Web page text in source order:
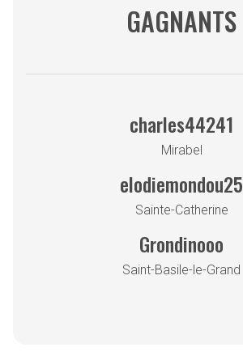
GAGNANTS
charles44241
Mirabel
elodiemondou25
Sainte-Catherine
Grondinooo
Saint-Basile-le-Grand